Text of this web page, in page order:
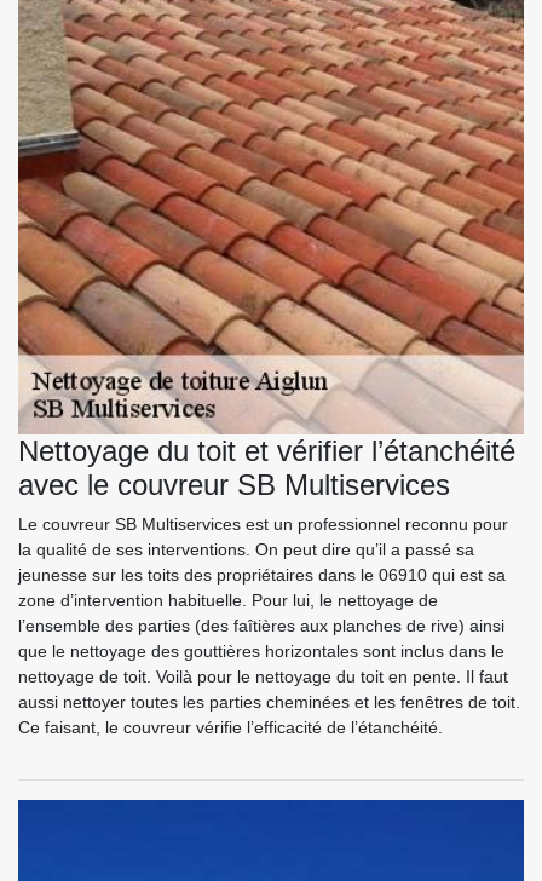
Nettoyage du toit et vérifier l’étanchéité
avec le couvreur SB Multiservices
Le couvreur SB Multiservices est un professionnel reconnu pour
la qualité de ses interventions. On peut dire qu’il a passé sa
jeunesse sur les toits des propriétaires dans le 06910 qui est sa
zone d’intervention habituelle. Pour lui, le nettoyage de
l’ensemble des parties (des faîtières aux planches de rive) ainsi
que le nettoyage des gouttières horizontales sont inclus dans le
nettoyage de toit. Voilà pour le nettoyage du toit en pente. Il faut
aussi nettoyer toutes les parties cheminées et les fenêtres de toit.
Ce faisant, le couvreur vérifie l’efficacité de l’étanchéité.